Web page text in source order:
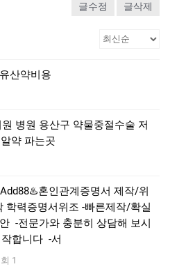
글수정 글삭제
산약비용
병원 용산구 약물중절수술 저
약 파는곳
혼인관계증명서 제작/위
학력증명서위조 -빠른제작/확실
-전문가와 충분히 상담해 보시
합니다 -서
1